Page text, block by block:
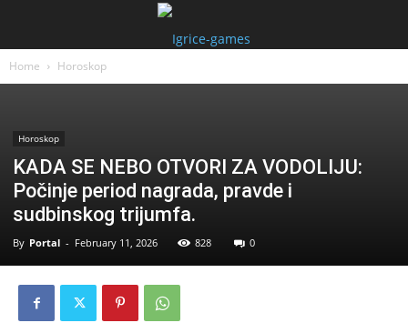
Home Horoskop
Horoskop
KADA SE NEBO OTVORI ZA VODOLIJU:
Počinje period nagrada, pravde i
sudbinskog trijumfa.
By Portal - February 11, 2026 828 0